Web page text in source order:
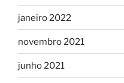
janeiro 2022
novembro 2021
junho 2021